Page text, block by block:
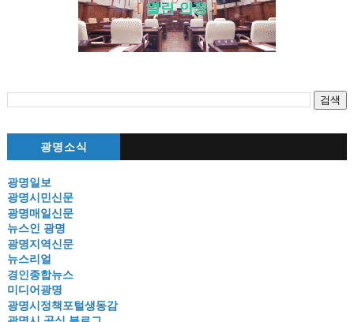
광명소식
광명일보
광명시민신문
광명매일신문
뉴스인 광명
광명지역신문
뉴스리얼
경인종합뉴스
미디어광명
광명시정책포털생동감